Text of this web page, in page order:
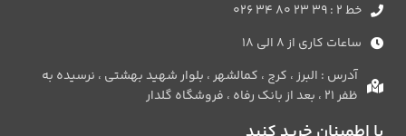
خط 2 : 39 23 80 34 026
ساعات کاری از 8 الی 18
آدرس : البرز ، کرج ، کمالشهر ، بلوار شهید بهشتی ، نرسیده به
ظفر 21 ، بعد از بانک رفاه ، فروشگاه گلدار